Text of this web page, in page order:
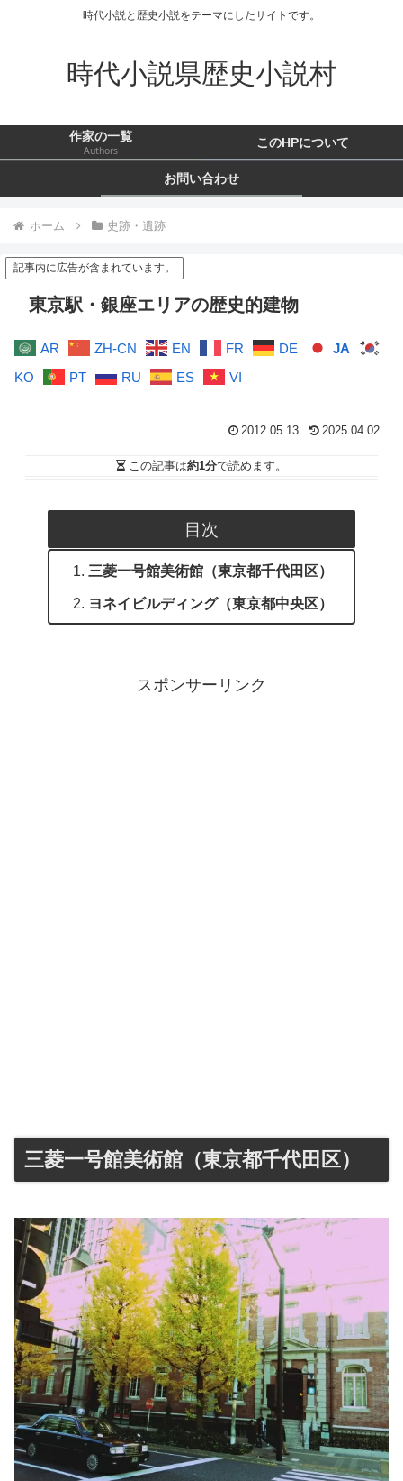
時代小説と歴史小説をテーマにしたサイトです。
時代小説県歴史小説村
作家の一覧
Authors
このHPについて
お問い合わせ
ホーム 史跡・遺跡
記事内に広告が含まれています。
東京駅・銀座エリアの歴史的建物
AR ZH-CN EN FR DE
JA
KO
PT RU ES VI
2012.05.13 2025.04.02
この記事は約1分で読めます。
目次
三菱一号館美術館（東京都千代田区）
ヨネイビルディング（東京都中央区）
スポンサーリンク
三菱一号館美術館（東京都千代田区）